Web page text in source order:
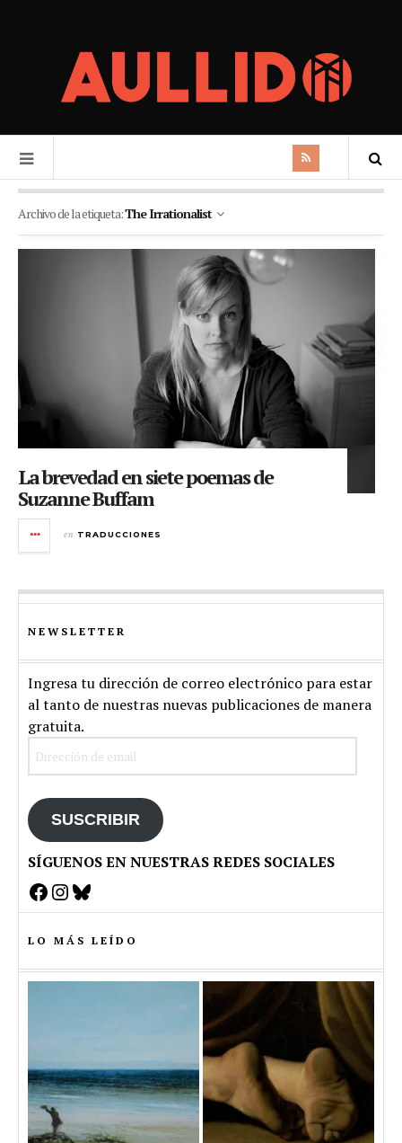
Archivo de la etiqueta:The Irrationalist
La brevedad en siete poemas de
Suzanne Buffam
en TRADUCCIONES
NEWSLETTER
Ingresa tu dirección de correo electrónico para estar
al tanto de nuestras nuevas publicaciones de manera
gratuita.
SUSCRIBIR
SÍGUENOS EN NUESTRAS REDES SOCIALES
Facebook
Instagram
Bluesky
LO MÁS LEÍDO